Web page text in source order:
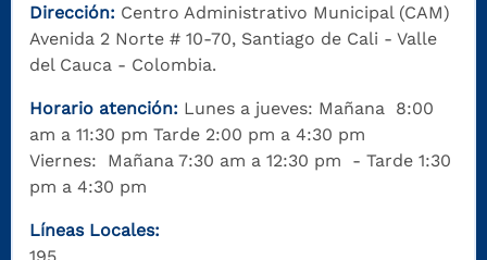
Dirección: Centro Administrativo Municipal (CAM)
Avenida 2 Norte # 10-70, Santiago de Cali - Valle
del Cauca - Colombia.
Horario atención: Lunes a jueves: Mañana 8:00
am a 11:30 pm Tarde 2:00 pm a 4:30 pm
Viernes: Mañana 7:30 am a 12:30 pm - Tarde 1:30
pm a 4:30 pm
Líneas Locales: